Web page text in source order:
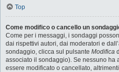
Top
Come modifico o cancello un
Come per i messaggi, i sondaggi
dai rispettivi autori, dai moderatori e
sondaggio, clicca sul pulsante Modifica
associato il sondaggio). Se nessuno ha
essere modificato o cancellato,